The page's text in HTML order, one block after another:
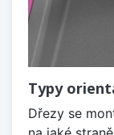
Typy
Dřezy se